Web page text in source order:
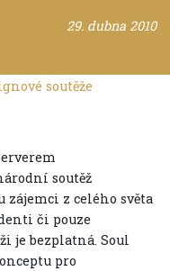
29. dubna 2010
soutěž
z celého světa
či pouze
je bezplatná. Soul
pro